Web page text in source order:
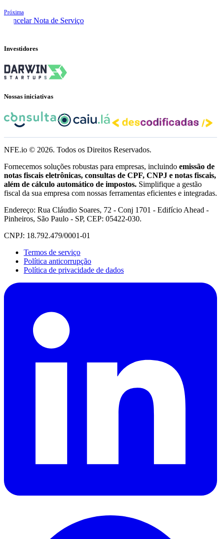
Próxima
Cancelar Nota de Serviço
Investidores
Nossas iniciativas
NFE.io © 2026. Todos os Direitos Reservados.
Fornecemos soluções robustas para empresas, incluindo emissão de
notas fiscais eletrônicas, consultas de CPF, CNPJ e notas fiscais,
além de cálculo automático de impostos. Simplifique a gestão
fiscal da sua empresa com nossas ferramentas eficientes e integradas.
Endereço: Rua Cláudio Soares, 72 - Conj 1701 - Edifício Ahead -
Pinheiros, São Paulo - SP, CEP: 05422-030.
CNPJ: 18.792.479/0001-01
Termos de serviço
Política anticorrupção
Política de privacidade de dados